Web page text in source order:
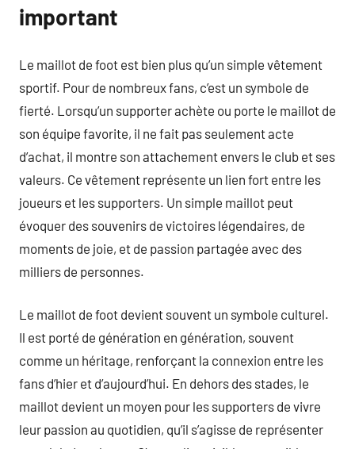
important
Le maillot de foot est bien plus qu’un simple vêtement
sportif. Pour de nombreux fans, c’est un symbole de
fierté. Lorsqu’un supporter achète ou porte le maillot de
son équipe favorite, il ne fait pas seulement acte
d’achat, il montre son attachement envers le club et ses
valeurs. Ce vêtement représente un lien fort entre les
joueurs et les supporters. Un simple maillot peut
évoquer des souvenirs de victoires légendaires, de
moments de joie, et de passion partagée avec des
milliers de personnes.
Le maillot de foot devient souvent un symbole culturel.
Il est porté de génération en génération, souvent
comme un héritage, renforçant la connexion entre les
fans d’hier et d’aujourd’hui. En dehors des stades, le
maillot devient un moyen pour les supporters de vivre
leur passion au quotidien, qu’il s’agisse de représenter